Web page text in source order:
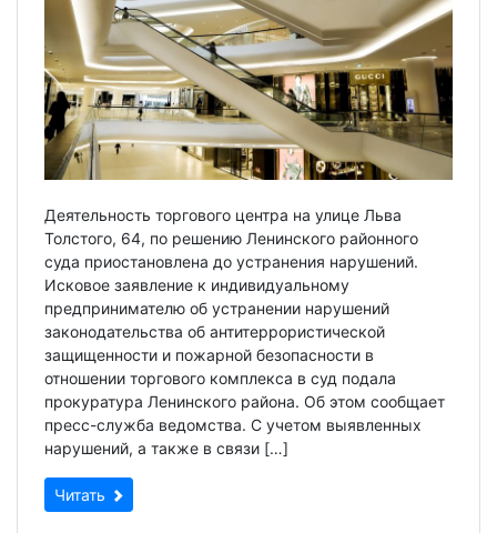
Деятельность торгового центра на улице Льва
Толстого, 64, по решению Ленинского районного
суда приостановлена до устранения нарушений.
Исковое заявление к индивидуальному
предпринимателю об устранении нарушений
законодательства об антитеррористической
защищенности и пожарной безопасности в
отношении торгового комплекса в суд подала
прокуратура Ленинского района. Об этом сообщает
пресс-служба ведомства. С учетом выявленных
нарушений, а также в связи […]
Читать